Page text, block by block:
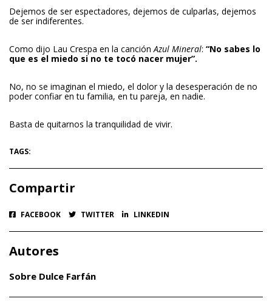
Dejemos de ser espectadores, dejemos de culparlas, dejemos
de ser indiferentes.
Como dijo Lau Crespa en la canciónAzul Mineral: “No sabes lo
que es el miedo si no te tocó nacer mujer”.
No, no se imaginan el miedo, el dolor y la desesperación de no
poder confiar en tu familia, en tu pareja, en nadie.
Basta de quitarnos la tranquilidad de vivir.
TAGS:
Compartir
FACEBOOK TWITTER LINKEDIN
Autores
Sobre Dulce Farfán